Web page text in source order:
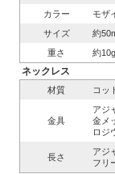
カラー
モザ
サイズ
約
重さ
約10g
ネックレス
材質 コッ
金具
アジ
金メ
ロジ
長さ
アジ
フリ